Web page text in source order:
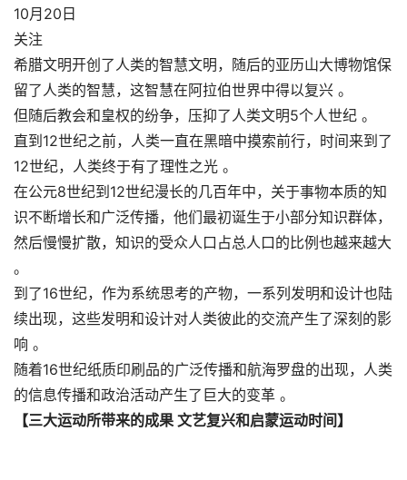
10月20日
关注
希腊文明开创了人类的智慧文明，随后的亚历山大博物馆保
留了人类的智慧，这智慧在阿拉伯世界中得以复兴 。
但随后教会和皇权的纷争，压抑了人类文明5个人世纪 。
直到12世纪之前，人类一直在黑暗中摸索前行，时间来到了
12世纪，人类终于有了理性之光 。
在公元8世纪到12世纪漫长的几百年中，关于事物本质的知
识不断增长和广泛传播，他们最初诞生于小部分知识群体，
然后慢慢扩散，知识的受众人口占总人口的比例也越来越大
。
到了16世纪，作为系统思考的产物，一系列发明和设计也陆
续出现，这些发明和设计对人类彼此的交流产生了深刻的影
响 。
随着16世纪纸质印刷品的广泛传播和航海罗盘的出现，人类
的信息传播和政治活动产生了巨大的变革 。
【三大运动所带来的成果 文艺复兴和启蒙运动时间】